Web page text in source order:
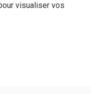
visualiser vos